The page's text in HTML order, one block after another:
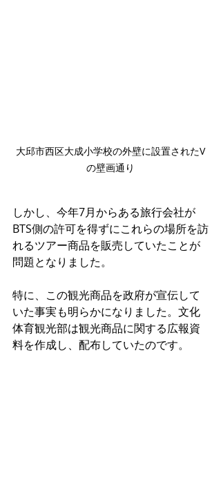
大邱市西区大成小学校の外壁に設置されたV
の壁画通り
しかし、今年7月からある旅行会社が
BTS側の許可を得ずにこれらの場所を訪
れるツアー商品を販売していたことが
問題となりました。
特に、この観光商品を政府が宣伝して
いた事実も明らかになりました。文化
体育観光部は観光商品に関する広報資
料を作成し、配布していたのです。